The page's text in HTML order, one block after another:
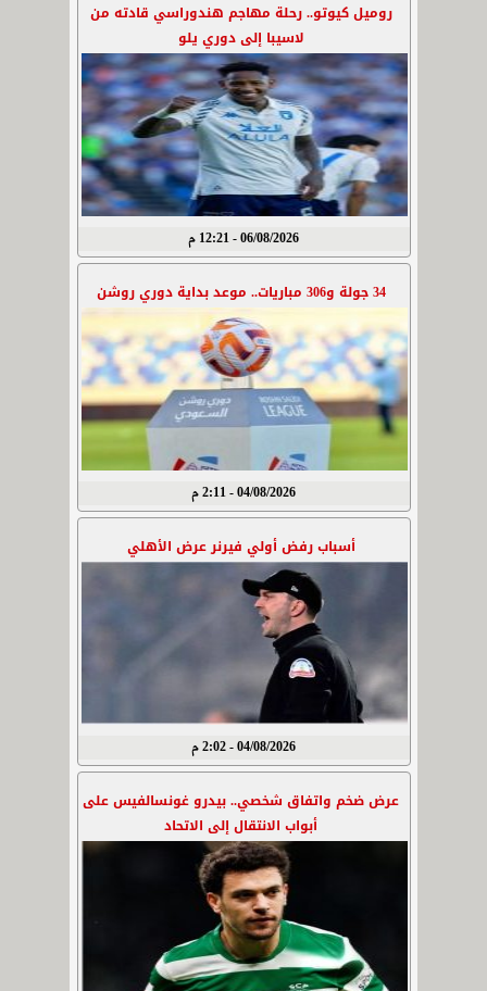
روميل كيوتو.. رحلة مهاجم هندوراسي قادته من
لاسيبا إلى دوري يلو
06/08/2026 - 12:21 م
34 جولة و306 مباريات.. موعد بداية دوري روشن
04/08/2026 - 2:11 م
أسباب رفض أولي فيرنر عرض الأهلي
04/08/2026 - 2:02 م
عرض ضخم واتفاق شخصي.. بيدرو غونسالفيس على
أبواب الانتقال إلى الاتحاد